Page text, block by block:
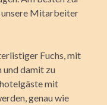
unsere Mitarbeiter
Fuchs, mit
und damit zu
mit
genau wie